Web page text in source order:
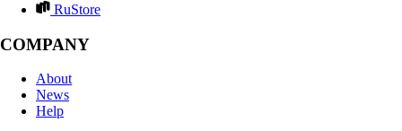
RuStore
COMPANY
About
News
Help